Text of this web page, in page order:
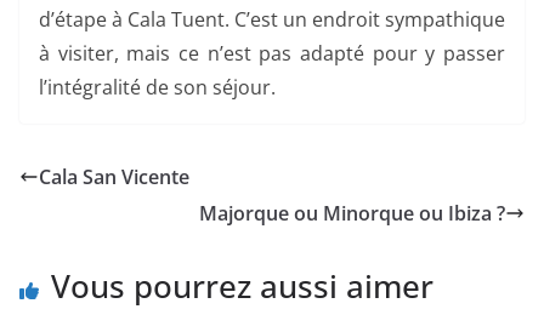
d’étape à Cala Tuent. C’est un endroit sympathique
à visiter, mais ce n’est pas adapté pour y passer
l’intégralité de son séjour.
Cala San Vicente
Majorque ou Minorque ou Ibiza ?
Vous pourrez aussi aimer